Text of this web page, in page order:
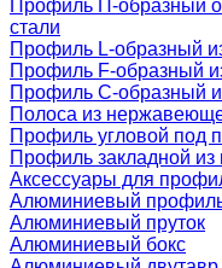
Профиль П-образный
стали
Профиль L-образный
Профиль F-образный
Профиль C-образный
Полоса из
Профиль угловой под
Профиль закладной
Аксессуары для
Алюминиевый профиль
Алюминиевый пруток
Алюминиевый бокс